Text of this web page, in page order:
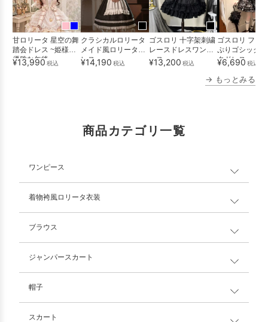
甘ロリータ 星空の舞
踏会ドレス ~姫様の
優雅な午後~
¥13,990 税込
クラシカルロリータ
メイド風ロリータド
レス
¥14,190 税込
ゴスロリ 十字架刺繍
レースドレスワンピ
ース
¥13,200 税込
ゴスロリ フリ
ぷりゴシック
タドレス
¥6,690 税込
→ もっとみる
商品カテゴリ一覧
ワンピース
着物袴風ロリータ衣装
ブラウス
ジャンパースカート
帽子
スカート